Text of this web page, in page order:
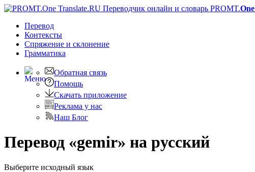
PROMT.One
Перевод
Контексты
Спряжение и склонение
Грамматика
Обратная связь
Помощь
Скачать приложение
Реклама у нас
Наш Блог
Перевод «gemir» на русский
Выберите исходный язык